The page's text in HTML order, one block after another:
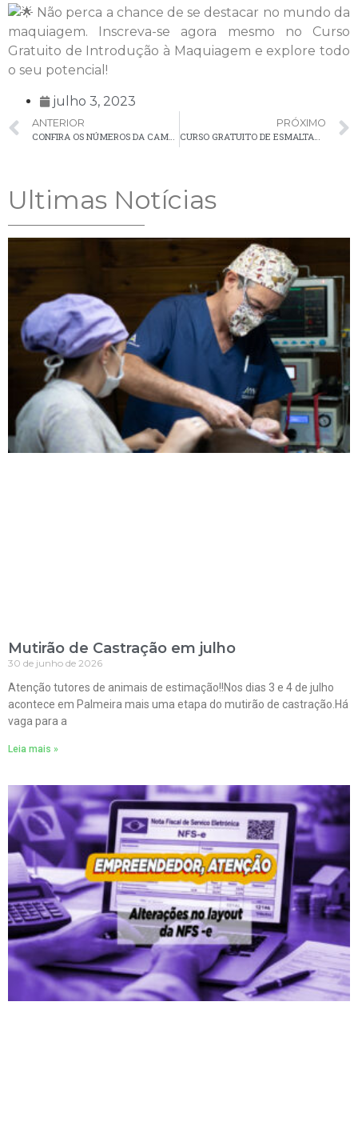
Não perca a chance de se destacar no mundo da
maquiagem. Inscreva-se agora mesmo no Curso
Gratuito de Introdução à Maquiagem e explore todo
o seu potencial!
julho 3, 2023
ANTERIOR
PRÓXIMO
Ultimas Notícias
Mutirão de Castração em julho
30 de junho de 2026
Atenção tutores de animais de estimação!!Nos dias 3 e 4 de julho
acontece em Palmeira mais uma etapa do mutirão de castração.Há
vaga para a
Leia mais »